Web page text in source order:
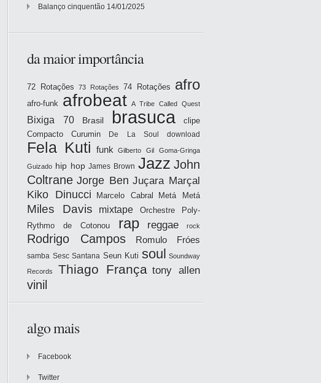
Balanço cinquentão 14/01/2025
da maior importância
72 Rotações 73 Rotações 74 Rotações afro
afro-funk afrobeat A Tribe Called Quest
Bixiga 70 Brasil brasuca
clipe
Compacto
Curumin De La Soul download
Fela Kuti funk Gilberto Gil Goma-Gringa
Guizado hip hop James Brown Jazz John
Coltrane Jorge Ben Juçara Marçal
Kiko Dinucci Marcelo Cabral Metá Metá
Miles Davis mixtape
Orchestre Poly-
Rythmo de Cotonou
rap reggae rock
Rodrigo Campos Romulo Fróes
samba Sesc Santana Seun Kuti soul Soundway
Records Thiago França tony allen
vinil
algo mais
Facebook
Twitter